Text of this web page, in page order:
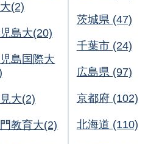
(2)
島大(20)
島国際大
大(2)
教育大(2)
茨城県 (47)
千葉市 (24)
広島県 (97)
京都府 (102)
北海道 (110)